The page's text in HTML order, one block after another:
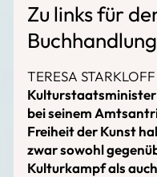
Zu links für
TERESA STARKLOFF
bei seinem
Freiheit der Kunst
zwar sowohl
Kulturkampf als